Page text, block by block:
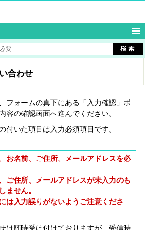
合わせ
フォームの真下にある「入力確認」ボ
容の確認画面へ進んでください。
付いた項目は入力必須項目です。
お名前、ご住所、メールアドレスを必
ご住所、メールアドレスが未入力のも
ません。
は入力誤りがないようご注意くださ
は随時受け付けておりますが、受信時